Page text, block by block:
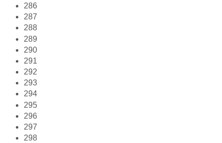
286
287
288
289
290
291
292
293
294
295
296
297
298